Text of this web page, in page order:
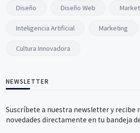
Diseño Diseño Web
Inteligencia Artificial Marketing
Cultura Innovadora
NEWSLETTER
Suscríbete a nuestra newsletter y recibe
novedades directamente en tu bandeja